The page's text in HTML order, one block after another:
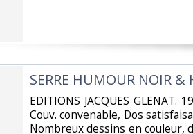
‎SERRE HUMOUR NOIR
‎EDITIONS JACQUES
Couv. convenable, Dos
Nombreux dessins en couleur,